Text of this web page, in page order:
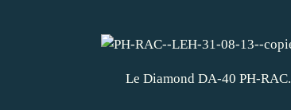
Le Diamond DA-40 PH-RAC.